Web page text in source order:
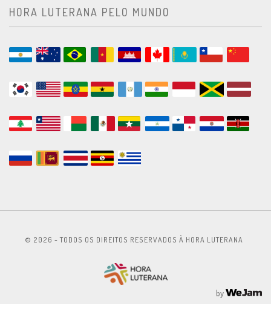
HORA LUTERANA PELO MUNDO
© 2026 - TODOS OS DIREITOS RESERVADOS À HORA LUTERANA
by